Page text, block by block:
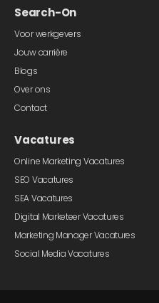
Search-On
Voor werkgevers
Jouw carrière
Blogs
Over ons
Contact
Vacatures
Online Marketing Vacatures
SEO Vacatures
SEA Vacatures
Digital Marketeer Vacatures
Marketing Manager Vacatures
Social Media Vacatures